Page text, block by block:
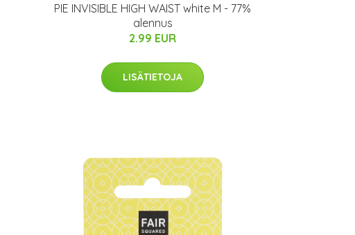
PIE INVISIBLE HIGH WAIST white M - 77%
alennus
2.99 EUR
LISÄTIETOJA